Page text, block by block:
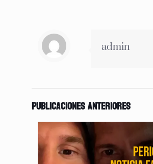
admin
Publicaciones anteriores